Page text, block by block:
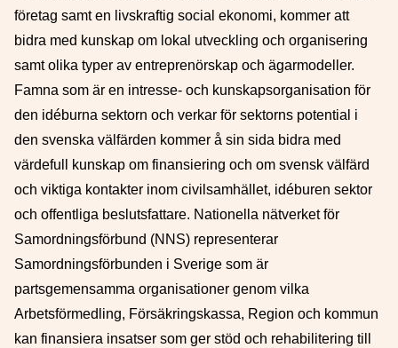
företag samt en livskraftig social ekonomi, kommer att
bidra med kunskap om lokal utveckling och organisering
samt olika typer av entreprenörskap och ägarmodeller.
Famna som är en intresse- och kunskapsorganisation för
den idéburna sektorn och verkar för sektorns potential i
den svenska välfärden kommer å sin sida bidra med
värdefull kunskap om finansiering och om svensk välfärd
och viktiga kontakter inom civilsamhället, idéburen sektor
och offentliga beslutsfattare. Nationella nätverket för
Samordningsförbund (NNS) representerar
Samordningsförbunden i Sverige som är
partsgemensamma organisationer genom vilka
Arbetsförmedling, Försäkringskassa, Region och kommun
kan finansiera insatser som ger stöd och rehabilitering till